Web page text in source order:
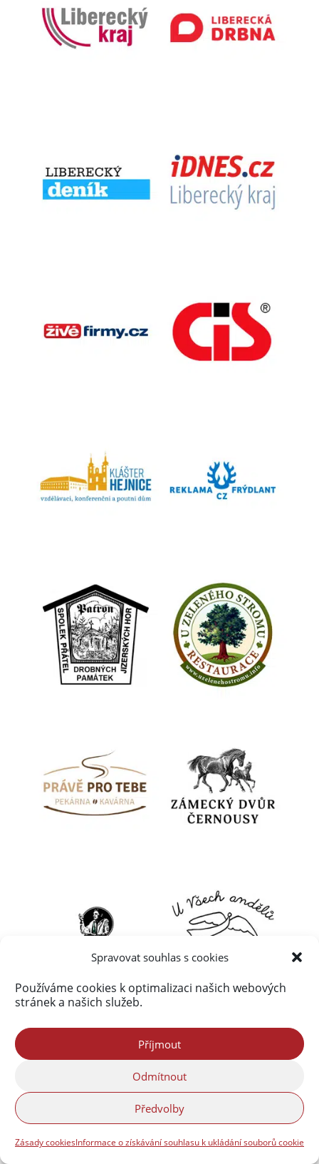
Spravovat souhlas s cookies
Používáme cookies k optimalizaci našich webových
stránek a našich služeb.
Příjmout
Odmítnout
Předvolby
Zásady cookiesInformace o získávání souhlasu k ukládání souborů cookie